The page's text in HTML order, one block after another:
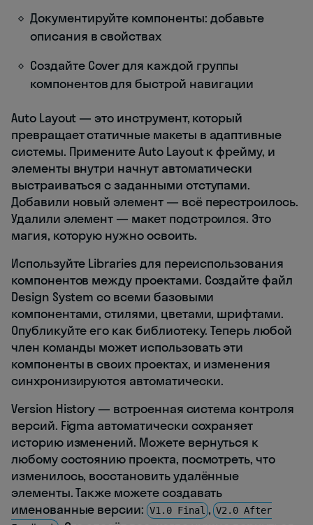
Документируйте компоненты: добавьте
описания в свойствах
Создайте Cover для каждой группы
компонентов для быстрой навигации
Auto Layout — это инструмент, который
превращает статичные макеты в адаптивные
системы. Примените Auto Layout к фрейму, и
элементы внутри начнут автоматически
выстраиваться с заданными отступами.
Добавили новый элемент — всё перестроилось.
Удалили элемент — макет подстроился. Это
магия, которую нужно освоить.
Используйте Libraries для переиспользования
компонентов между проектами. Создайте файл
Design System со всеми базовыми
компонентами, стилями, цветами, шрифтами.
Опубликуйте его как библиотеку. Теперь любой
член команды может использовать эти
компоненты в своих проектах, и изменения
синхронизируются автоматически.
Version History — встроенная система контроля
версий. Figma автоматически сохраняет
историю изменений. Можете вернуться к
любому состоянию проекта, посмотреть, что
изменилось, восстановить удалённые
элементы. Также можете создавать
именованные версии: V1.0 Final , V2.0 After